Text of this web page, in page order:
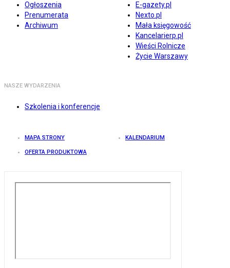
Ogłoszenia
Prenumerata
Archiwum
E-gazety.pl
Nexto.pl
Mała księgowość
Kancelarierp.pl
Wieści Rolnicze
Życie Warszawy
NASZE WYDARZENIA
Szkolenia i konferencje
MAPA STRONY KALENDARIUM
OFERTA PRODUKTOWA